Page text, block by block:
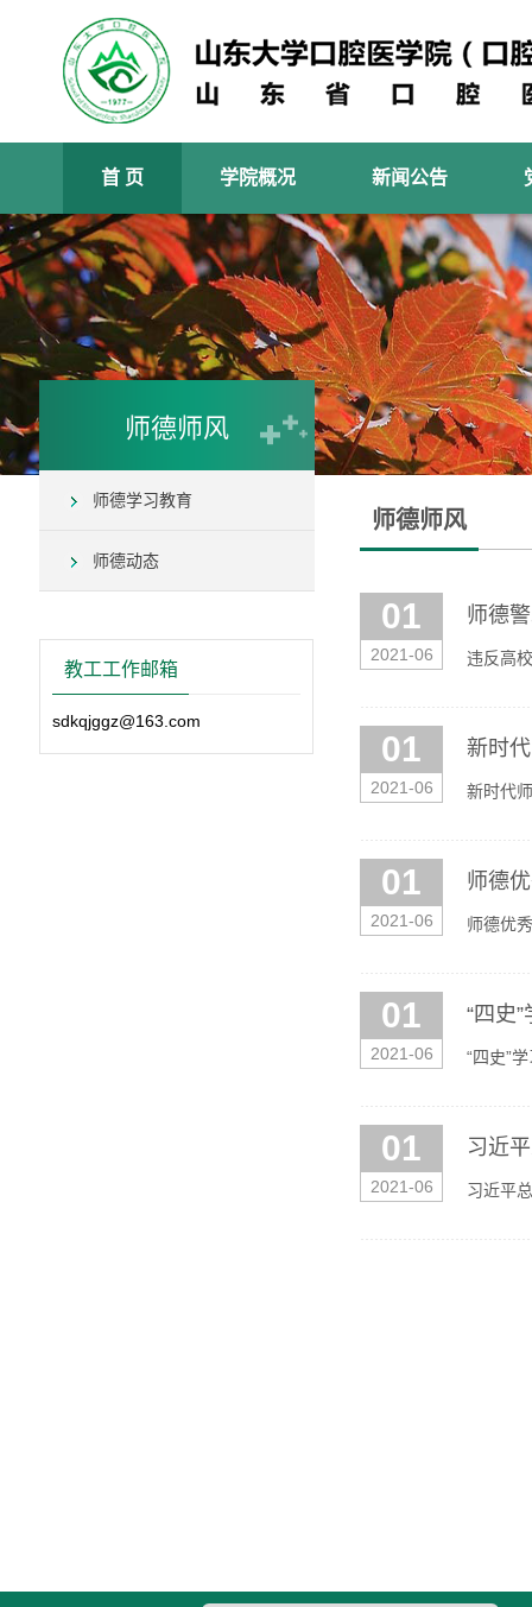
首 页 学院概况 新闻公告
师德师风
师德学习教育
师德动态
教工工作邮箱
sdkqjggz@163.com
师德师风
01
2021-06
师德
违反高
01
2021-06
新时
新时代
01
2021-06
师德
师德优
01
2021-06
“四史
“四史”
01
2021-06
习近
习近平